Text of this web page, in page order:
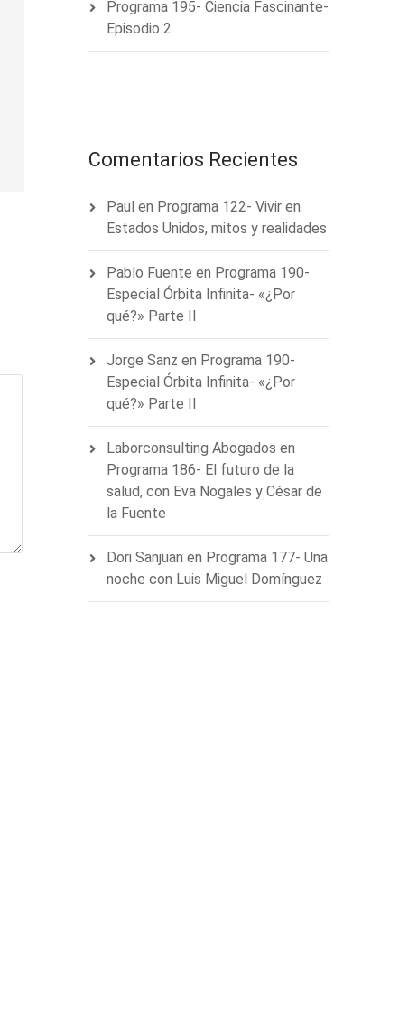
Programa 195- Ciencia Fascinante-
Episodio 2
Comentarios Recientes
Paul en Programa 122- Vivir en
Estados Unidos, mitos y realidades
Pablo Fuente en Programa 190-
Especial Órbita Infinita- «¿Por
qué?» Parte II
Jorge Sanz en Programa 190-
Especial Órbita Infinita- «¿Por
qué?» Parte II
Laborconsulting Abogados en
Programa 186- El futuro de la
salud, con Eva Nogales y César de
la Fuente
Dori Sanjuan en Programa 177- Una
noche con Luis Miguel Domínguez